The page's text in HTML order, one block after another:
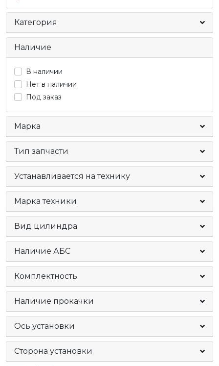
Наличие
В наличии
Нет в наличии
Под заказ
Марка
Тип запчасти
Устанавливается на технику
Марка техники
Вид цилиндра
Наличие АБС
Комплектность
Наличие прокачки
Ось установки
Сторона установки
Категория